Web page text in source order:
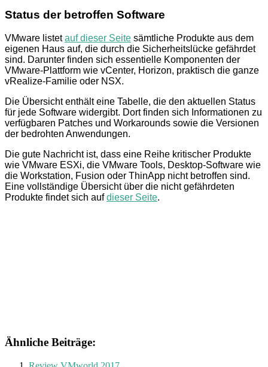
Status der betroffen Software
VMware listetauf dieser Seite sämtliche Produkte aus dem
eigenen Haus auf, die durch die Sicher­heits­lücke gefährdet
sind. Darunter finden sich essentielle Kompo­nenten der
VMware-Plattform wie vCenter, Horizon, praktisch die ganze
vRealize-Familie oder NSX.
Die Übersicht enthält eine Tabelle, die den aktuellen Status
für jede Software widergibt. Dort finden sich Informationen zu
verfügbaren Patches und Workarounds sowie die Versionen
der bedrohten Anwendungen.
Die gute Nachricht ist, dass eine Reihe kritischer Produkte
wie VMware ESXi, die VMware Tools, Desktop-Software wie
die Workstation, Fusion oder ThinApp nicht betroffen sind.
Eine vollständige Übersicht über die nicht gefährdeten
Produkte findet sich aufdieser Seite.
Ähnliche Beiträge: